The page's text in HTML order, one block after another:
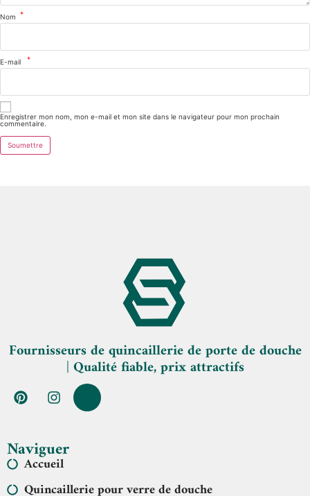
Nom *
E-mail *
Enregistrer mon nom, mon e-mail et mon site dans le navigateur pour mon prochain
commentaire.
Fournisseurs de quincaillerie de porte de douche
| Qualité fiable, prix attractifs
Naviguer
Accueil
Quincaillerie pour verre de douche